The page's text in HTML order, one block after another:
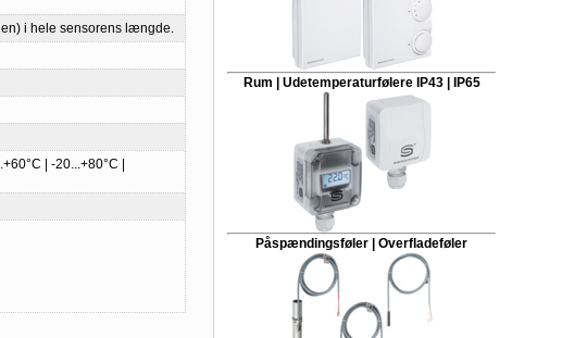
i hele sensorens længde.
| -20...+80°C |
Rum | Udetemperaturfølere IP43 | IP65
Påspændingsføler | Overfladeføler